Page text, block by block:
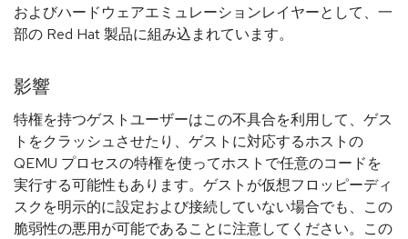
およびハードウェアエミュレーションレイヤーとして、一
部の Red Hat 製品に組み込まれています。
影響
特権を持つゲストユーザーはこの不具合を利用して、ゲス
トをクラッシュさせたり、ゲストに対応するホストの
QEMU プロセスの特権を使ってホストで任意のコードを
実行する可能性もあります。ゲストが仮想フロッピーディ
スクを明示的に設定および接続していない場合でも、この
脆弱性の悪用が可能であることに注意してください。この